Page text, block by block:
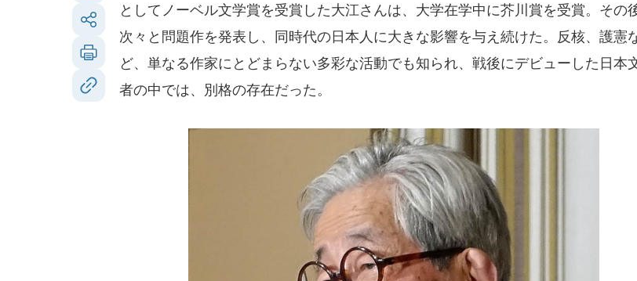
としてノーベル文学賞を受賞した大江さんは、大学在学中に芥川賞を受賞。その
次々と問題作を発表し、同時代の日本人に大きな影響を与え続けた。反核、護憲
ど、単なる作家にとどまらない多彩な活動でも知られ、戦後にデビューした日本
者の中では、別格の存在だった。